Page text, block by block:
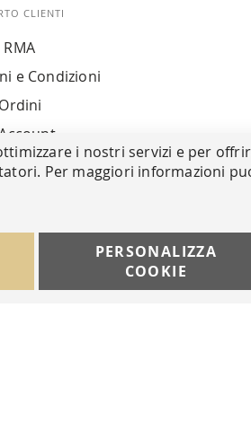
CLIENTI
RMA
e Condizioni
i nostri servizi e per
Per maggiori informazioni
PERSONALIZZA
COOKIE